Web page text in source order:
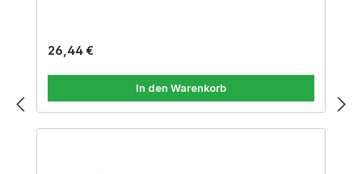
Regulärer Preis:
26,44 €
In den Warenkorb